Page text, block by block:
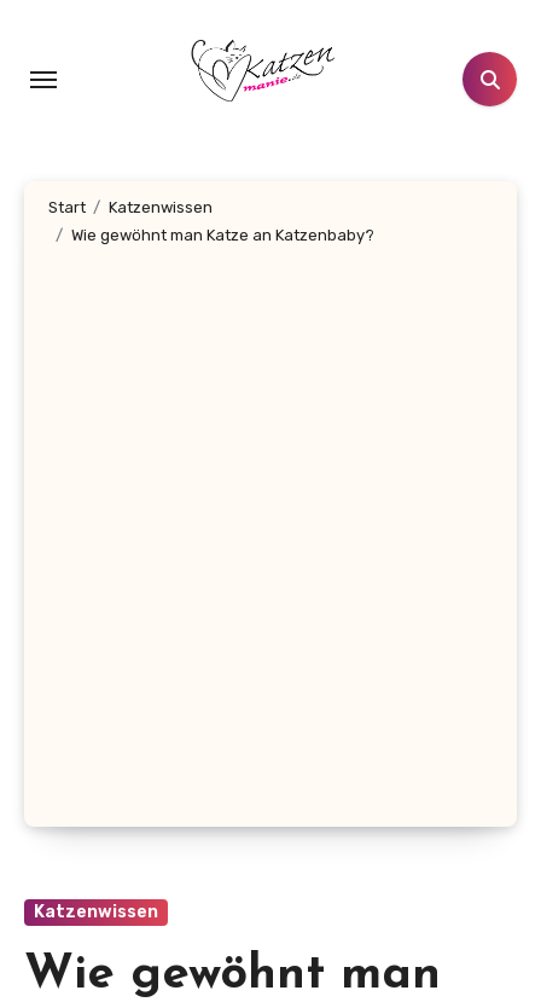
springen
Start
Katzenwissen
Wie gewöhnt man Katze an Katzenbaby?
Katzenwissen
Wie gewöhnt man